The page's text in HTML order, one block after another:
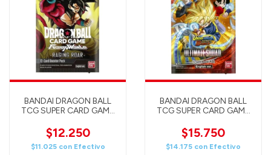
BANDAI DRAGON BALL
TCG SUPER CARD GAME
RAGING ROAR BOOSTER
Pack (FB03) ENGLISH
$12.250
$11.025 con Efectivo
BANDAI DRAGON BALL
TCG SUPER CARD GAME
SERIES BOOST -
ULTIMATE SQUAD (B17)
ENGLISH
$15.750
$14.175 con Efectivo